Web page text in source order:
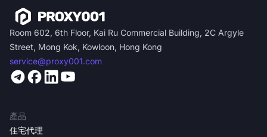
Room 602, 6th Floor, Kai Ru Commercial Building, 2C Argyle
Street, Mong Kok, Kowloon, Hong Kong
service@proxy001.com
產品
住宅代理